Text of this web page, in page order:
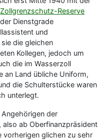
Zollgrenzschutz-Reserve
Dienstgrade
und
die gleichen
Kollegen, jedoch um
die im Wasserzoll
an Land übliche Uniform,
die Schulterstücke waren
unterlegt.
der
also ab Oberfinanzpräsident
vorherigen glichen zu sehr